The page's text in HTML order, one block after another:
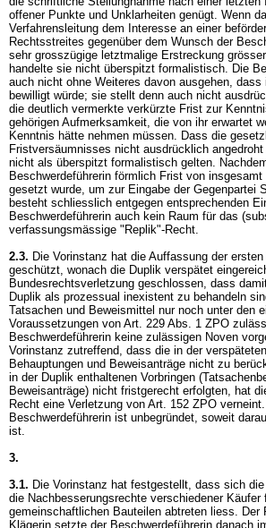
offener Punkte und Unklarheiten genügt. Wenn
Verfahrensleitung dem Interesse an einer
Rechtsstreites gegenüber dem Wunsch der
sehr grosszügige letztmalige Erstreckung
handelte sie nicht überspitzt formalistisch. Die
auch nicht ohne Weiteres davon ausgehen,
bewilligt würde; sie stellt denn auch nicht
die deutlich vermerkte verkürzte Frist zur
gehörigen Aufmerksamkeit, die von ihr erwartet
Kenntnis hätte nehmen müssen. Dass die
Fristversäumnisses nicht ausdrücklich
nicht als überspitzt formalistisch gelten.
Beschwerdeführerin förmlich Frist von
gesetzt wurde, um zur Eingabe der Gegenpartei
besteht schliesslich entgegen entsprechenden
Beschwerdeführerin auch kein Raum für das
verfassungsmässige "Replik"-Recht.
2.3. Die Vorinstanz hat die Auffassung der
geschützt, wonach die Duplik verspätet
Bundesrechtsverletzung geschlossen, dass
Duplik als prozessual inexistent zu behandeln
Tatsachen und Beweismittel nur noch unter den
Voraussetzungen von Art. 229 Abs. 1 ZPO
Beschwerdeführerin keine zulässigen Noven
Vorinstanz zutreffend, dass die in der
Behauptungen und Beweisanträge nicht zu
in der Duplik enthaltenen Vorbringen
Beweisanträge) nicht fristgerecht erfolgten, hat
Recht eine Verletzung von Art. 152 ZPO
Beschwerdeführerin ist unbegründet, soweit
ist.
3.
3.1. Die Vorinstanz hat festgestellt, dass sich
die Nachbesserungsrechte verschiedener Käufer
gemeinschaftlichen Bauteilen abtreten liess. Der
Klägerin setzte der Beschwerdeführerin danach